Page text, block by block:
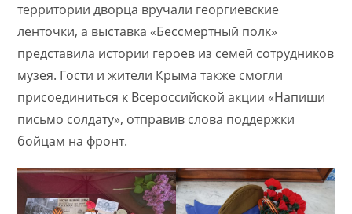
территории дворца вручали георгиевские
ленточки, а выставка «Бессмертный полк»
представила истории героев из семей сотрудников
музея. Гости и жители Крыма также смогли
присоединиться к Всероссийской акции «Напиши
письмо солдату», отправив слова поддержки
бойцам на фронт.